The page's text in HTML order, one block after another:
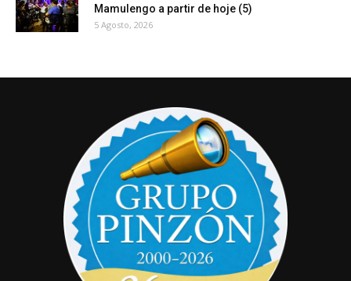
Mamulengo a partir de hoje (5)
5 Agosto, 2026